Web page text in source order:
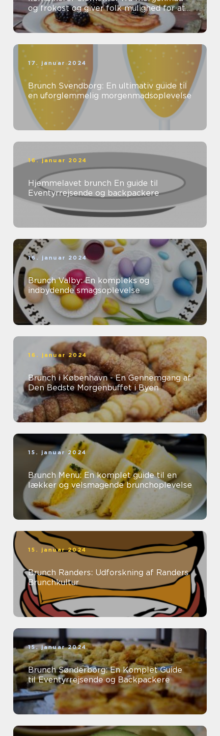
og frokost og giver folk mulighed for at
nyde en lækker og afslappet spiseop...
17. januar 2024
Brunch Svendborg: En ultimativ guide til
en uforglemmelig morgenmadsoplevelse
16. januar 2024
Hjemmelavet brunch En guide til
Eventyrrejsende og backpackere
16. januar 2024
Brunch Valby: En kompleks og
indbydende smagsoplevelse
16. januar 2024
Brunch i København - En Gennemgang af
Den Bedste Morgenbuffet i Byen
15. januar 2024
Brunch Menu: En komplet guide til en
lækker og velsmagende brunchoplevelse
15. januar 2024
Brunch Randers: Udforskning af Randers
Brunchkultur
15. januar 2024
Brunch Sønderborg: En Komplet Guide
til Eventyrrejsende og Backpackere